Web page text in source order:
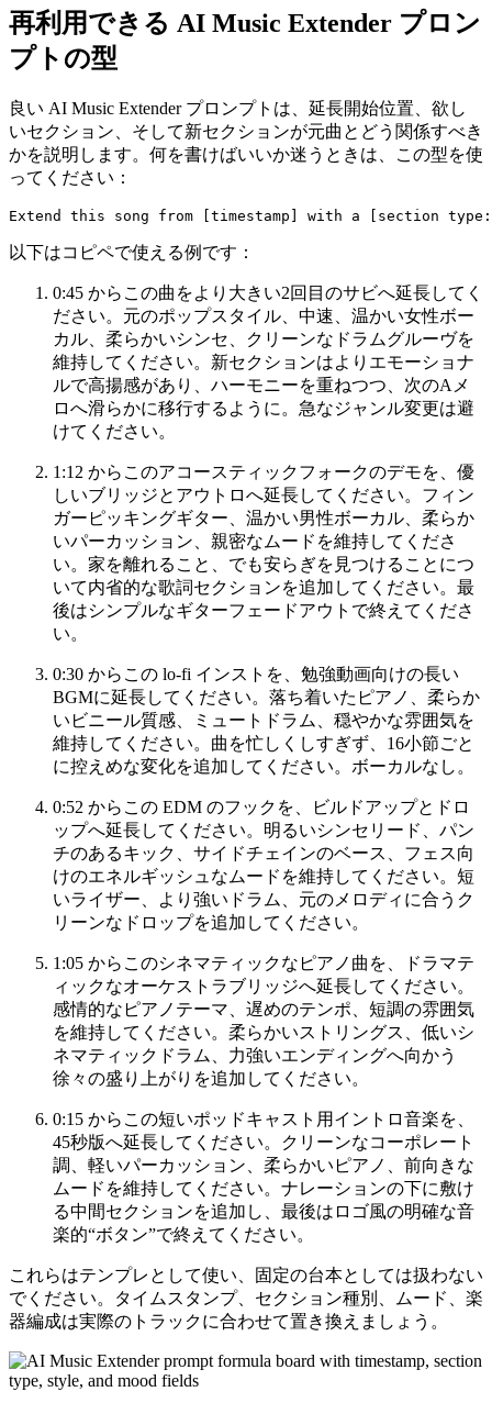
再利用できる AI Music Extender プロン
プトの型
良い AI Music Extender プロンプトは、延長開始位置、欲し
いセクション、そして新セクションが元曲とどう関係すべき
かを説明します。何を書けばいいか迷うときは、この型を使
ってください：
以下はコピペで使える例です：
0:45 からこの曲をより大きい2回目のサビへ延長してく
ださい。元のポップスタイル、中速、温かい女性ボー
カル、柔らかいシンセ、クリーンなドラムグルーヴを
維持してください。新セクションはよりエモーショナ
ルで高揚感があり、ハーモニーを重ねつつ、次のAメ
ロへ滑らかに移行するように。急なジャンル変更は避
けてください。
1:12 からこのアコースティックフォークのデモを、優
しいブリッジとアウトロへ延長してください。フィン
ガーピッキングギター、温かい男性ボーカル、柔らか
いパーカッション、親密なムードを維持してくださ
い。家を離れること、でも安らぎを見つけることにつ
いて内省的な歌詞セクションを追加してください。最
後はシンプルなギターフェードアウトで終えてくださ
い。
0:30 からこの lo-fi インストを、勉強動画向けの長い
BGMに延長してください。落ち着いたピアノ、柔らか
いビニール質感、ミュートドラム、穏やかな雰囲気を
維持してください。曲を忙しくしすぎず、16小節ごと
に控えめな変化を追加してください。ボーカルなし。
0:52 からこの EDM のフックを、ビルドアップとドロ
ップへ延長してください。明るいシンセリード、パン
チのあるキック、サイドチェインのベース、フェス向
けのエネルギッシュなムードを維持してください。短
いライザー、より強いドラム、元のメロディに合うク
リーンなドロップを追加してください。
1:05 からこのシネマティックなピアノ曲を、ドラマテ
ィックなオーケストラブリッジへ延長してください。
感情的なピアノテーマ、遅めのテンポ、短調の雰囲気
を維持してください。柔らかいストリングス、低いシ
ネマティックドラム、力強いエンディングへ向かう
徐々の盛り上がりを追加してください。
0:15 からこの短いポッドキャスト用イントロ音楽を、
45秒版へ延長してください。クリーンなコーポレート
調、軽いパーカッション、柔らかいピアノ、前向きな
ムードを維持してください。ナレーションの下に敷け
る中間セクションを追加し、最後はロゴ風の明確な音
楽的“ボタン”で終えてください。
これらはテンプレとして使い、固定の台本としては扱わない
でください。タイムスタンプ、セクション種別、ムード、楽
器編成は実際のトラックに合わせて置き換えましょう。